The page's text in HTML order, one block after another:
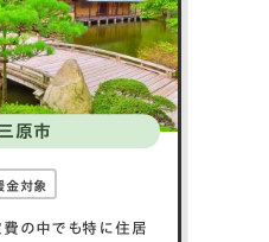
自然、美食、文化が融
魅力を持つ観光地で
三原市
金対象
の中でも特に住居